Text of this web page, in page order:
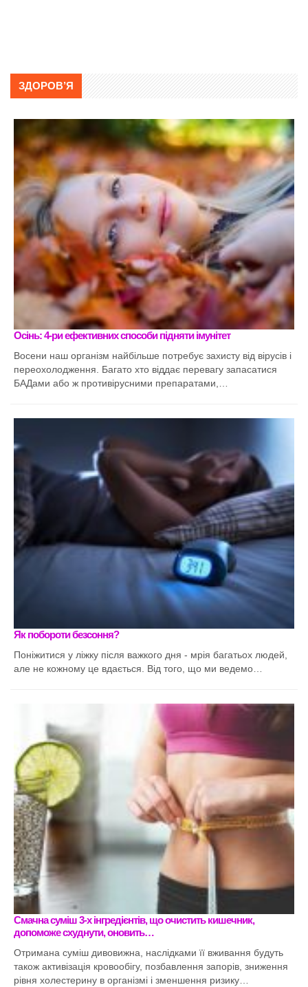
ЗДОРОВ’Я
Осінь: 4-ри ефективних способи підняти імунітет
Восени наш організм найбільше потребує захисту від вірусів і
переохолодження. Багато хто віддає перевагу запасатися
БАДами або ж противірусними препаратами,…
Як побороти безсоння?
Поніжитися у ліжку після важкого дня - мрія багатьох людей,
але не кожному це вдається. Від того, що ми ведемо…
Смачна суміш 3-х інгредієнтів, що очистить кишечник,
допоможе схуднути, оновить…
Отримана суміш дивовижна, наслідками її вживання будуть
також активізація кровообігу, позбавлення запорів, зниження
рівня холестерину в організмі і зменшення ризику…